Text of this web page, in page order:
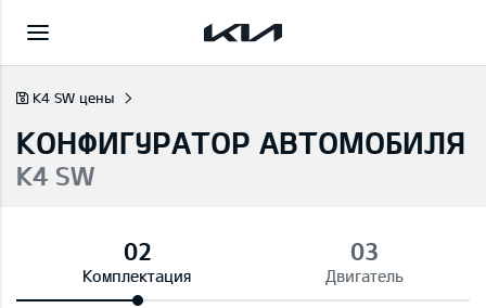
K4 SW цены
КОНФИГУРАТОР АВТОМОБИЛЯ
K4 SW
Комплектация Двигатель